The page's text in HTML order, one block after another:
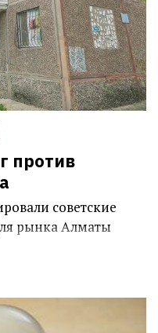
против
советские
рынка Алматы